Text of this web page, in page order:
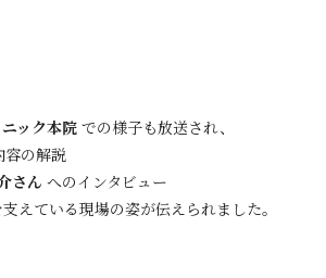
ック本院での様子も放送され、
の解説
さん へのインタビュー
えている現場の姿が伝えられました。